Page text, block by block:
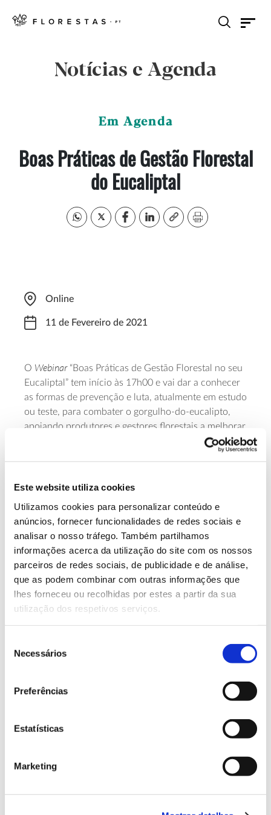
Este website utiliza cookies
Utilizamos cookies para personalizar conteúdo e
anúncios, fornecer funcionalidades de redes sociais e
analisar o nosso tráfego. Também partilhamos
informações acerca da utilização do site com os nossos
parceiros de redes sociais, de publicidade e de análise,
que as podem combinar com outras informações que
lhes forneceu ou recolhidas por estes a partir da sua
utilização dos respetivos serviços.
Necessários
Preferências
Estatísticas
Marketing
Notícias e Agenda
Em Agenda
Boas Práticas de Gestão Florestal
do Eucaliptal
Online
11 de Fevereiro de 2021
O Webinar“Boas Práticas de Gestão Florestal no seu
Eucaliptal” tem início às 17h00 e vai dar a conhecer
as formas de prevenção e luta, atualmente em estudo
ou teste, para combater o gorgulho-do-eucalipto,
apoiando produtores e gestores florestais a melhorar
a saúde dos seus eucaliptais. A iniciativa é promovia
pela FORESTIS – Associação Florestal de Portugal,
Vouga (AFBAIXOVOUGA) e da CELPA – Associação
necessária inscriçãoprévia.
Saiba mais sobre este webinar
13.07.2026
Genoma do priolo e de outras espécies em risco:
conhecer para conservar
02.07.2026
Registar galhas de Trichi em acácia-das-espigas:
cidadãos chamados a ajudar
25.06.2026